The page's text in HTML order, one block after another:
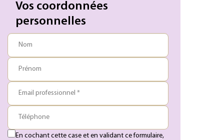
Vos coordonnées
personnelles
Nom
Prénom
Email professionnel *
Téléphone
En cochant cette case et en validant ce formulaire,